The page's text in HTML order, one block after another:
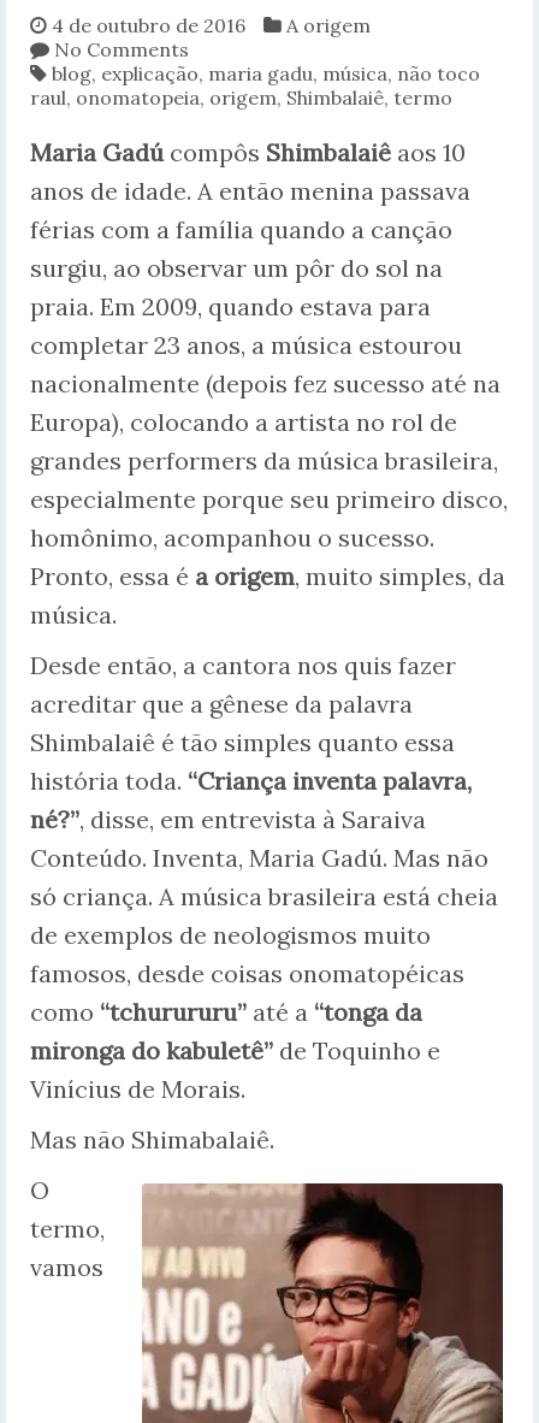
4 de outubro de 2016
A origem
No Comments
blog, explicação, maria gadu, música, não toco
raul, onomatopeia, origem, Shimbalaiê, termo
Maria Gadúcompôs Shimbalaiê aos 10
anos de idade. A então menina passava
férias com a família quando a canção
surgiu, ao observar um pôr do sol na
praia. Em 2009, quando estava para
completar 23 anos, a música estourou
nacionalmente (depois fez sucesso até na
Europa), colocando a artista no rol de
grandes performers da música brasileira,
especialmente porque seu primeiro disco,
homônimo, acompanhou o sucesso.
Pronto, essa é a origem, muito simples, da
música.
Desde então, a cantora nos quis fazer
acreditar que a gênese da palavra
Shimbalaiê é tão simples quanto essa
história toda. “Criança inventa palavra,
né?”, disse, em entrevista à Saraiva
Conteúdo. Inventa, Maria Gadú. Mas não
só criança. A música brasileira está cheia
de exemplos de neologismos muito
famosos, desde coisas onomatopéicas
como “tchurururu” até a “tonga da
mironga do kabuletê” de Toquinho e
Vinícius de Morais.
Mas não Shimabalaiê.
O
termo,
vamos